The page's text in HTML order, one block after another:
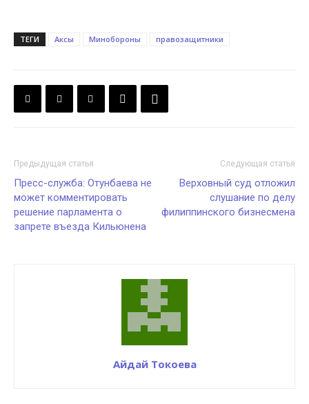
ТЕГИ Аксы Минобороны правозащитники
Предыдущая статья
Пресс-служба: Отунбаева не
может комментировать
решение парламента о
запрете въезда Кильюнена
Следующая статья
Верховный суд отложил
слушание по делу
филиппинского бизнесмена
Айдай Токоева